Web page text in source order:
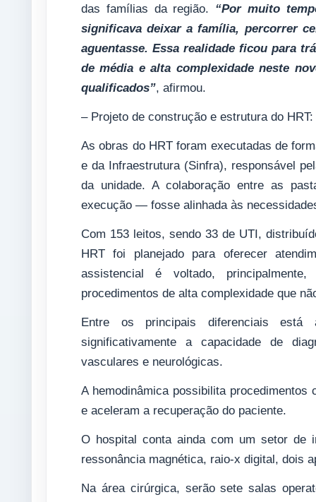
das famílias da região. “Por muito
significava deixar a família, percorrer
aguentasse. Essa realidade ficou para
de média e alta complexidade neste
qualificados”, afirmou.
– Projeto de construção e estrutura do HRT:
As obras do HRT foram executadas de
e da Infraestrutura (Sinfra), responsável
da unidade. A colaboração entre as
execução — fosse alinhada às
Com 153 leitos, sendo 33 de UTI,
HRT foi planejado para oferecer
assistencial é voltado,
procedimentos de alta complexidade que
Entre os principais diferenciais está
significativamente a capacidade de
vasculares e neurológicas.
A hemodinâmica possibilita
e aceleram a recuperação do paciente.
O hospital conta ainda com um setor de
ressonância magnética, raio-x digital, dois
Na área cirúrgica, serão sete salas